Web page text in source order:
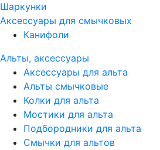
Шаркунки
Аксессуары для смычковых
Канифоли
Альты, аксессуары
Аксессуары для альта
Альты смычковые
Колки для альта
Мостики для альта
Подбородники для альта
Смычки для альтов